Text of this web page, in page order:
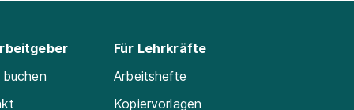
Für Lehrkräfte
Arbeitshefte
Kopiervorlagen